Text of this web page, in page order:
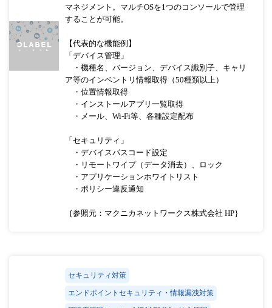
マネジメント。マルチOSを1つのコンソールで管理
することが可能。
【代表的な機能例】
「デバイス管理」
・機種名、バージョン、デバイス識別子、キャリ
ア等のインベントリ情報取得（50種類以上）
・位置情報取得
・インストールアプリ一覧取得
・メール、Wi-Fi等、各種設定配布
「セキュリティ」
・デバイスパスコード設定
・リモートワイプ（データ消去）、ロック
・アプリケーションホワイトリスト
・ポリシー違反通知
｛参照元：マクニカネットワークス株式会社 HP｝
セキュリティ対策
エンドポイントセキュリティ・情報漏洩対策